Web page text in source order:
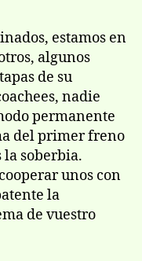
estamos en
algunos
de su
nadie
permanente
del primer freno
la soberbia.
unos con
la
de vuestro